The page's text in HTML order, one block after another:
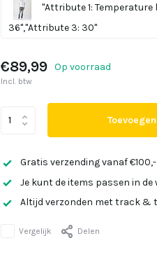
"Attribute 1: Temperature
36","Attribute 3: 30"
€89,99 Op voorraad
Incl. btw
Gratis verzending vanaf €100,-
Je kunt de items passen in de
Altijd verzonden met track &
Vergelijk Delen